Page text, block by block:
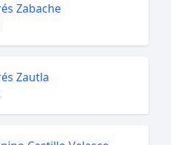
Zabache
Zautla